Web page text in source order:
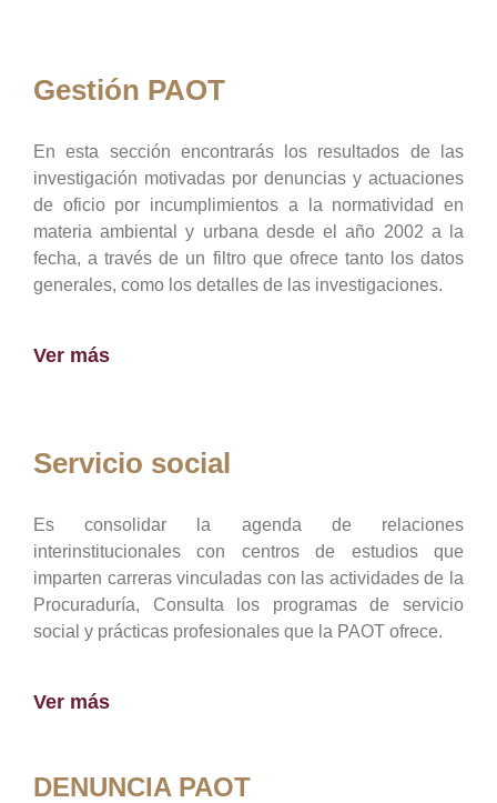
Gestión PAOT
En esta sección encontrarás los resultados de las
investigación motivadas por denuncias y actuaciones
de oficio por incumplimientos a la normatividad en
materia ambiental y urbana desde el año 2002 a la
fecha, a través de un filtro que ofrece tanto los datos
generales, como los detalles de las investigaciones.
Ver más
Servicio social
Es consolidar la agenda de relaciones
interinstitucionales con centros de estudios que
imparten carreras vinculadas con las actividades de la
Procuraduría, Consulta los programas de servicio
social y prácticas profesionales que la PAOT ofrece.
Ver más
DENUNCIA PAOT